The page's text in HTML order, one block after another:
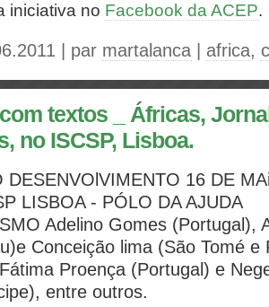
iniciativa no Facebook da ACEP.
| par martalanca africa,
textos _ Áfricas,
no ISCSP, Lisboa.
DESENVOlVIMENTO 16 DE
LISBOA - PÓLO DA AJUDA
Adelino Gomes (Portugal),
Conceição lima (São Tomé e
Proença (Portugal) e
entre outros.